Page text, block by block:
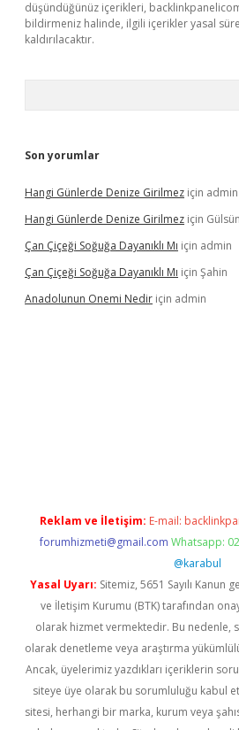
düşündüğünüz içerikleri,
bildirmeniz halinde, ilgili içerikler yasal
kaldırılacaktır.
Son yorumlar
Hangi Günlerde Denize Girilmez için admin
Hangi Günlerde Denize Girilmez için
Çan Çiçeği Soğuğa Dayanıklı Mı için admin
Çan Çiçeği Soğuğa Dayanıklı Mı için Şahin
Anadolunun Onemi Nedir için admin
Reklam ve İletişim: E-mail:
forumhizmeti@gmail.com Whatsapp:
@karabul
Yasal Uyarı: Sitemiz, 5651 Sayılı Kanun
ve İletişim Kurumu (BTK) tarafından
olarak hizmet vermektedir. Bu nedenle,
olarak denetleme veya araştırma
Ancak, üyelerimiz yazdıkları içeriklerin
siteye üye olarak bu sorumluluğu kabul
sitesi, herhangi bir marka, kurum veya